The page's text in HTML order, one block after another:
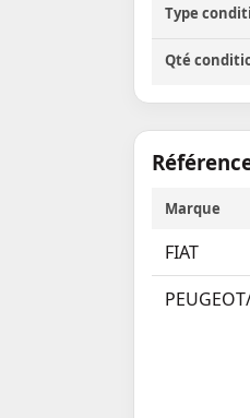
Type
Qté
Marque
FIAT